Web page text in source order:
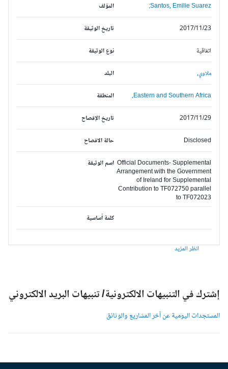
المؤلف Santos, Emilie Suarez;
تاريخ الوثيقة 2017/11/23
نوع الوثيقة اتفاقية
البلد ملاوي,
المنطقة Eastern and Southern Africa,
تاريخ الإفصاح 2017/11/29
حالة الافصاح Disclosed
اسم الوثيقة Official Documents- Supplemental
Arrangement with the Government
of Ireland for Supplemental
Contribution to TF072750 parallel
to TF072023
كلمة أساسية
انظر المزيد
إشترك في التنبيهات الالكترونية/ تنبيهات البريد الالكتروني
المستجدات اليومية عن آخر المشاريع والوثائق